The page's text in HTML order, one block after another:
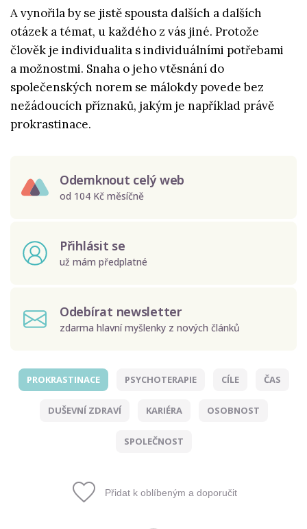
A vynořila by se jistě spousta dalších a dalších
otázek a témat, u každého z vás jiné. Protože
člověk je individualita s individuálními potřebami
a možnostmi. Snaha o jeho vtěsnání do
společenských norem se málokdy povede bez
nežádoucích příznaků, jakým je například právě
prokrastinace.
Odemknout celý web
od 104 Kč měsíčně
Přihlásit se
už mám předplatné
Odebírat newsletter
zdarma hlavní myšlenky z nových článků
PROKRASTINACE PSYCHOTERAPIE CÍLE ČAS
DUŠEVNÍ ZDRAVÍ KARIÉRA OSOBNOST
SPOLEČNOST
Přidat k oblíbeným a doporučit